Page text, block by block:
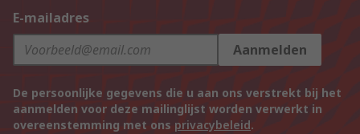
E-mailadres
Aanmelden
De persoonlijke gegevens die u aan ons verstrekt bij het
aanmelden voor deze mailinglijst worden verwerkt in
overeenstemming met ons privacybeleid.